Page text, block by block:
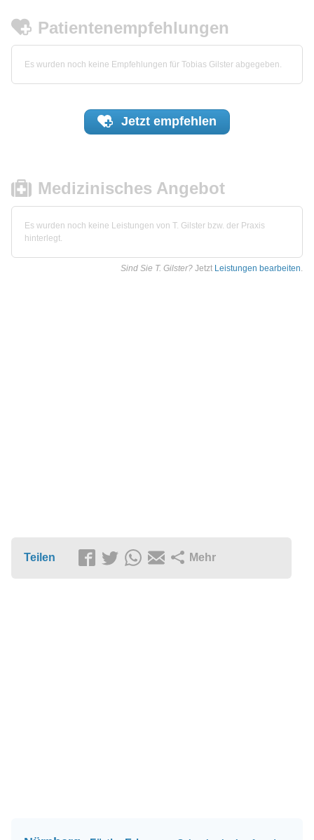
Patientenempfehlungen
Es wurden noch keine Empfehlungen für Tobias Gilster abgegeben.
Jetzt empfehlen
Medizinisches Angebot
Es wurden noch keine Leistungen von T. Gilster bzw. der Praxis
hinterlegt.
Sind Sie T. Gilster? Jetzt Leistungen bearbeiten.
Teilen Mehr